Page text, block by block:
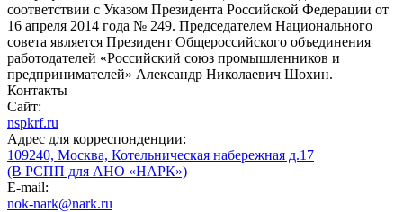
соответствии с Указом Президента Российской Федерации от
16 апреля 2014 года № 249. Председателем Национального
совета является Президент Общероссийского объединения
работодателей «Российский союз промышленников и
предпринимателей» Александр Николаевич Шохин.
Контакты
Сайт:
nspkrf.ru
Адрес для корреспонденции:
109240, Москва, Котельническая набережная д.17
(В РСПП для АНО «НАРК»)
E-mail:
nok-nark@nark.ru